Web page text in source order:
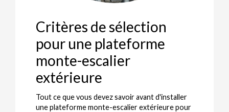
Critères de sélection
pour une plateforme
monte-escalier
extérieure
Tout ce que vous devez savoir avant d'installer
une plateforme monte-escalier extérieure pour